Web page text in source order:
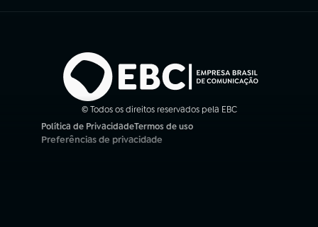
© Todos os direitos reservados pela EBC
Política de Privacidade
(abre em nova aba)
Termos de uso
(abre em nova aba)
Preferências de privacidade